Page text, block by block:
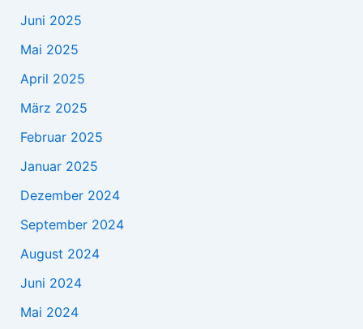
Juni 2025
Mai 2025
April 2025
März 2025
Februar 2025
Januar 2025
Dezember 2024
September 2024
August 2024
Juni 2024
Mai 2024